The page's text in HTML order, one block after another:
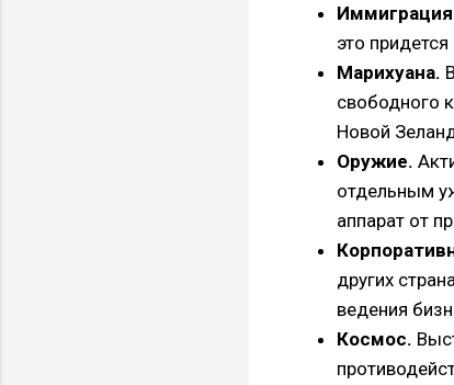
это
Марихуана.
свободного
Новой
Оружие.
отдельным
аппарат от
других
ведения
Космос.